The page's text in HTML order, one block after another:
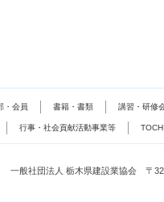
・会員 書籍・書類 講習・研修
行事・社会貢献活動事業等
一般社団法人 栃木県建設業協会 〒